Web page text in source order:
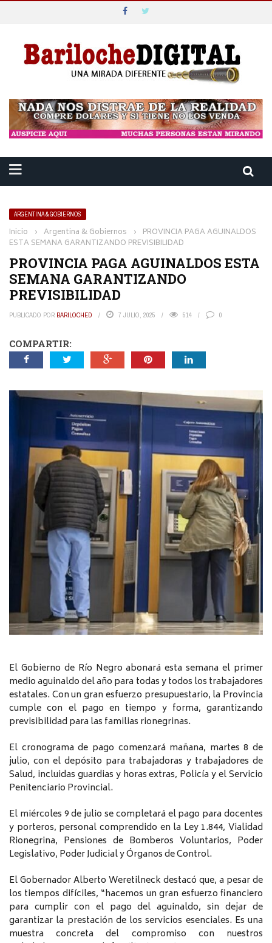
ARGENTINA & GOBIERNOS
Inicio › Argentina & Gobiernos › PROVINCIA PAGA AGUINALDOS
ESTA SEMANA GARANTIZANDO PREVISIBILIDAD
PROVINCIA PAGA AGUINALDOS ESTA
SEMANA GARANTIZANDO
PREVISIBILIDAD
PUBLICADO POR BARILOCHED 7 JULIO, 2025 514 0
COMPARTIR:
El Gobierno de Río Negro abonará esta semana el primer
medio aguinaldo del año para todas y todos los trabajadores
estatales. Con un gran esfuerzo presupuestario, la Provincia
cumple con el pago en tiempo y forma, garantizando
previsibilidad para las familias rionegrinas.
El cronograma de pago comenzará mañana, martes 8 de
julio, con el depósito para trabajadoras y trabajadores de
Salud, incluidas guardias y horas extras, Policía y el Servicio
Penitenciario Provincial.
El miércoles 9 de julio se completará el pago para docentes
y porteros, personal comprendido en la Ley 1.844, Vialidad
Rionegrina, Pensiones de Bomberos Voluntarios, Poder
Legislativo, Poder Judicial y Órganos de Control.
El Gobernador Alberto Weretilneck destacó que, a pesar de
los tiempos difíciles, “hacemos un gran esfuerzo financiero
para cumplir con el pago del aguinaldo, sin dejar de
garantizar la prestación de los servicios esenciales. Es una
muestra concreta del compromiso con nuestros